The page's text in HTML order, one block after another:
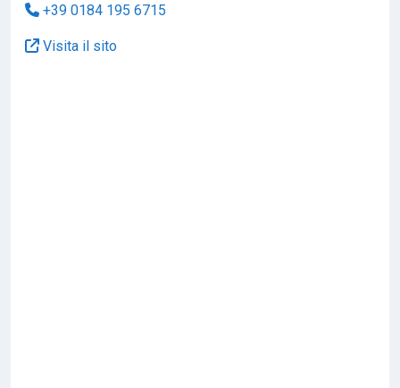
+39 0184 195 6715
Visita il sito